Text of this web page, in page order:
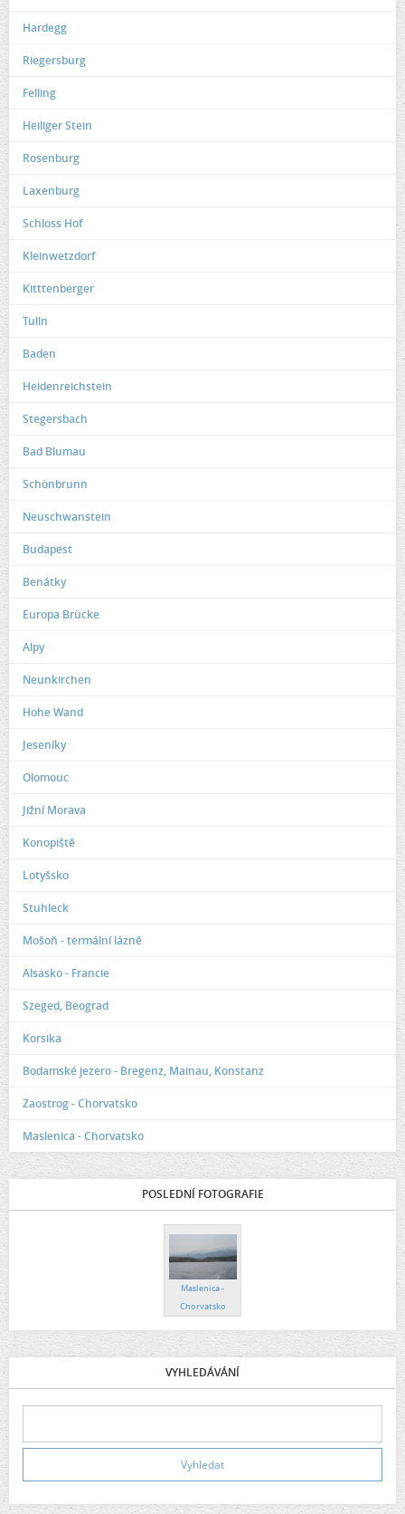
Hardegg
Riegersburg
Felling
Heiliger Stein
Rosenburg
Laxenburg
Schloss Hof
Kleinwetzdorf
Kitttenberger
Tulln
Baden
Heidenreichstein
Stegersbach
Bad Blumau
Schönbrunn
Neuschwanstein
Budapest
Benátky
Europa Brücke
Alpy
Neunkirchen
Hohe Wand
Jeseníky
Olomouc
Jižní Morava
Konopiště
Lotyšsko
Stuhleck
Mošoň - termální lázně
Alsasko - Francie
Szeged, Beograd
Korsika
Bodamské jezero - Bregenz, Mainau, Konstanz
Zaostrog - Chorvatsko
Maslenica - Chorvatsko
POSLEDNÍ FOTOGRAFIE
Maslenica -
Chorvatsko
VYHLEDÁVÁNÍ